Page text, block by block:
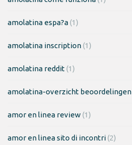
amolatina espa?a(1)
amolatina inscription(1)
amolatina reddit(1)
amolatina-overzicht beoordelingen
amor en linea review(1)
amor en linea sito di incontri(2)